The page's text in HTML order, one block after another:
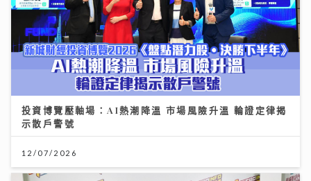
投資博覽壓軸場：AI熱潮降溫 市場風險升溫 輪證定律揭
示散戶警號
12/07/2026